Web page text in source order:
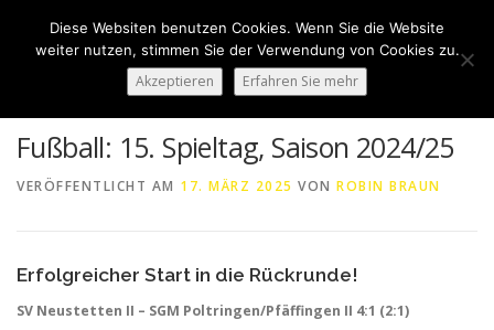
springen
LOGIN
Fußball: 15. Spieltag, Saison 2024/25
VERÖFFENTLICHT AM 17. MÄRZ 2025 VON ROBIN BRAUN
Erfolgreicher Start in die Rückrunde!
SV Neustetten II – SGM Poltringen/Pfäffingen II 4:1 (2:1)
Diese Websiten benutzen Cookies. Wenn Sie die Website
weiter nutzen, stimmen Sie der Verwendung von Cookies zu.
Akzeptieren Erfahren Sie mehr